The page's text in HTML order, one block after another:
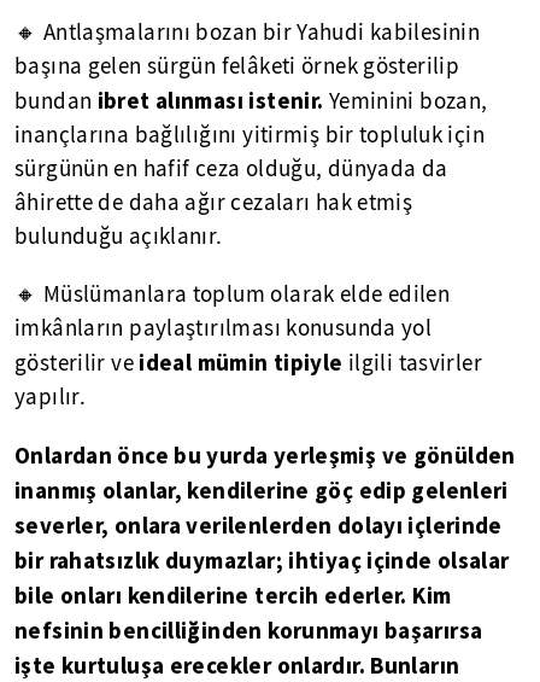
🔸 Antlaşmalarını bozan bir Yahudi kabilesinin
başına gelen sürgün felâketi örnek gösterilip
bundan ibret alınması istenir. Yeminini bozan,
inançlarına bağlılığını yitirmiş bir topluluk için
sürgünün en hafif ceza olduğu, dünyada da
âhirette de daha ağır cezaları hak etmiş
bulunduğu açıklanır.
🔸 Müslümanlara toplum olarak elde edilen
imkânların paylaştırılması konusunda yol
gösterilir veideal mümin tipiyle ilgili tasvirler
yapılır.
Onlardan önce bu yurda yerleşmiş ve gönülden
inanmış olanlar, kendilerine göç edip gelenleri
severler, onlara verilenlerden dolayı içlerinde
bir rahatsızlık duymazlar; ihtiyaç içinde olsalar
bile onları kendilerine tercih ederler. Kim
nefsinin bencilliğinden korunmayı başarırsa
işte kurtuluşa erecekler onlardır. Bunların